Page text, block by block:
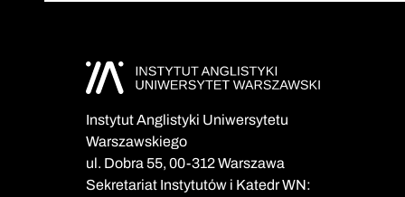
Instytut Anglistyki Uniwersytetu
Warszawskiego
ul. Dobra 55, 00-312 Warszawa
Sekretariat Instytutów i Katedr WN: